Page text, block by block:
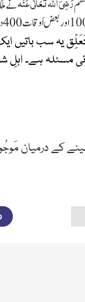
نے
یہ سب باتیں
مسئلہ ہے۔ اہلِ
کے درمیان